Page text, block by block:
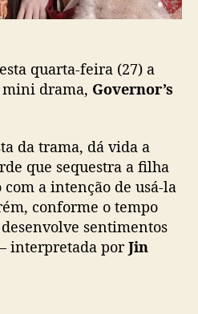
ã
S
r
e
o
v
e
”
:
D
e
quarta-feira (27) a
mini drama, Governor’s
da trama, dá vida a
que sequestra a filha
a intenção de usá-la
conforme o tempo
desenvolve sentimentos
– interpretada porJin